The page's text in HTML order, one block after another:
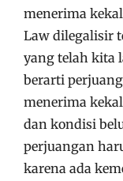
menerima
Law dilegalisir
yang telah kita
berarti
menerima
dan kondisi
perjuangan
karena ada